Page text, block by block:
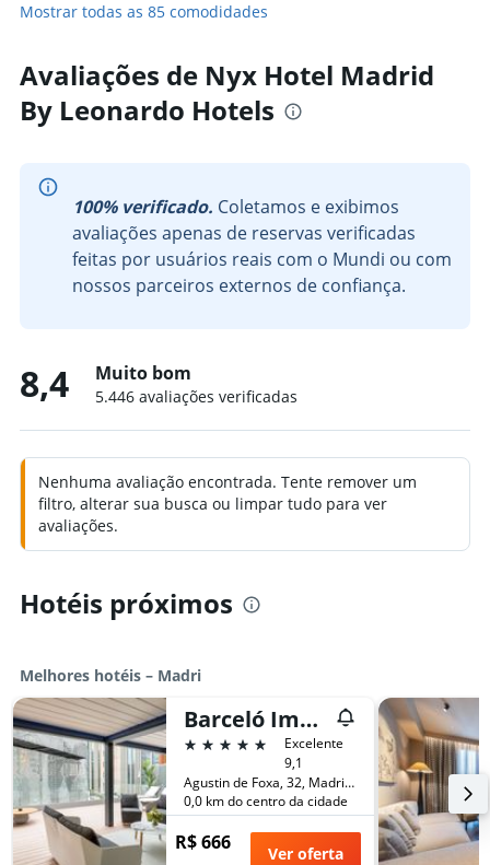
Mostrar todas as 85 comodidades
Avaliações de Nyx Hotel Madrid
By Leonardo Hotels
100% verificado. Coletamos e exibimos
avaliações apenas de reservas verificadas
feitas por usuários reais com o Mundi ou com
nossos parceiros externos de confiança.
8,4 Muito bom
5.446 avaliações verificadas
Nenhuma avaliação encontrada. Tente remover um
filtro, alterar sua busca ou limpar tudo para ver
avaliações.
Hotéis próximos
Melhores hotéis – Madri
Barceló Imagine
5 estrelas
Excelente
9,1
Agustin de Foxa, 32, Madri, Espanha
0,0 km do centro da cidade
R$ 666 Ver oferta